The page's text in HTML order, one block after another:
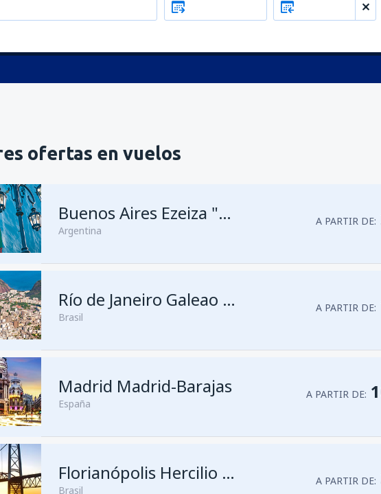
ofertas en vuelos
Buenos Aires Ezeiza "Ministro Pistarini"
Argentina
A PARTIR DE:
Río de Janeiro Galeao - Antonio Carlos Jobim
Brasil
A PARTIR DE:
desdeFoz de Iguazú, Cataratas
desdeAsunción, Silvio Pettirossi (ASU)
Madrid Madrid-Barajas
España
A PARTIR DE:
Florianópolis Hercilio Luz
Brasil
A PARTIR DE: